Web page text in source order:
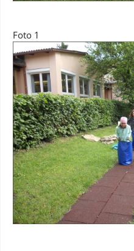
Foto 1